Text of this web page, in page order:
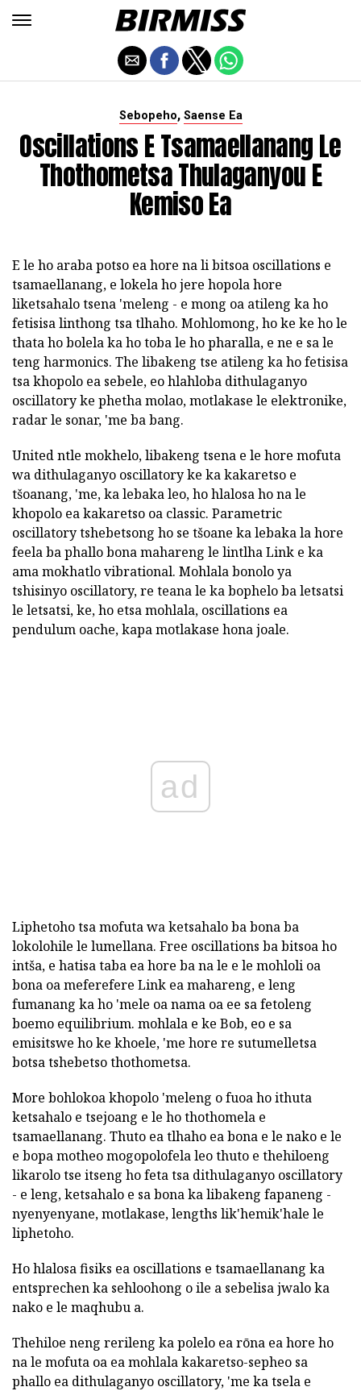
Sebopeho, Saense Ea
Oscillations E Tsamaellanang Le
Thothometsa Thulaganyou E
Kemiso Ea
E le ho araba potso ea hore na li bitsoa oscillations e
tsamaellanang, e lokela ho jere hopola hore
liketsahalo tsena 'meleng - e mong oa atileng ka ho
fetisisa linthong tsa tlhaho. Mohlomong, ho ke ke ho le
thata ho bolela ka ho toba le ho pharalla, e ne e sa le
teng harmonics. The libakeng tse atileng ka ho fetisisa
tsa khopolo ea sebele, eo hlahloba dithulaganyo
oscillatory ke phetha molao, motlakase le elektronike,
radar le sonar, 'me ba bang.
United ntle mokhelo, libakeng tsena e le hore mofuta
wa dithulaganyo oscillatory ke ka kakaretso e
tšoanang, 'me, ka lebaka leo, ho hlalosa ho na le
khopolo ea kakaretso oa classic. Parametric
oscillatory tshebetsong ho se tšoane ka lebaka la hore
feela ba phallo bona mahareng le lintlha Link e ka
ama mokhatlo vibrational. Mohlala bonolo ya
tshisinyo oscillatory, re teana le ka bophelo ba letsatsi
le letsatsi, ke, ho etsa mohlala, oscillations ea
pendulum oache, kapa motlakase hona joale.
ad
Liphetoho tsa mofuta wa ketsahalo ba bona ba
lokolohile le lumellana. Free oscillations ba bitsoa ho
intša, e hatisa taba ea hore ba na le e le mohloli oa
bona oa meferefere Link ea mahareng, e leng
fumanang ka ho 'mele oa nama oa ee sa fetoleng
boemo equilibrium. mohlala e ke Bob, eo e sa
emisitswe ho ke khoele, 'me hore re sutumelletsa
botsa tshebetso thothometsa.
More bohlokoa khopolo 'meleng o fuoa ho ithuta
ketsahalo e tsejoang e le ho thothomela e
tsamaellanang. Thuto ea tlhaho ea bona e le nako e le
e bopa motheo mogopolofela leo thuto e thehiloeng
likarolo tse itseng ho feta tsa dithulaganyo oscillatory
- e leng, ketsahalo e sa bona ka libakeng fapaneng -
nyenyenyane, motlakase, lengths lik'hemik'hale le
liphetoho.
Ho hlalosa fisiks ea oscillations e tsamaellanang ka
entsprechen ka sehloohong o ile a sebelisa jwalo ka
nako e le maqhubu a.
Thehiloe neng rerileng ka polelo ea rōna ea hore ho
na le mofuta oa ea mohlala kakaretso-sepheo sa
phallo ea dithulaganyo oscillatory, 'me ka tsela e